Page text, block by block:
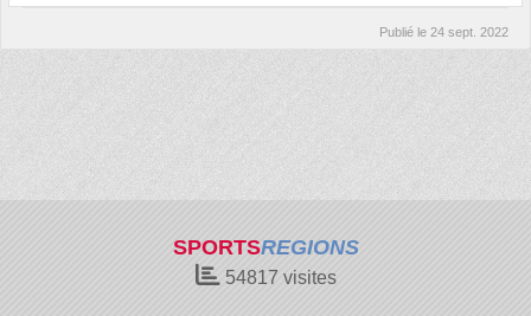
Publié le 24 sept. 2022
SPORTSREGIONS
54817 visites